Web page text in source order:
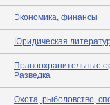
Экономика, финансы
Юридическая
Правоохранительные
Разведка
Охота, рыболовство,